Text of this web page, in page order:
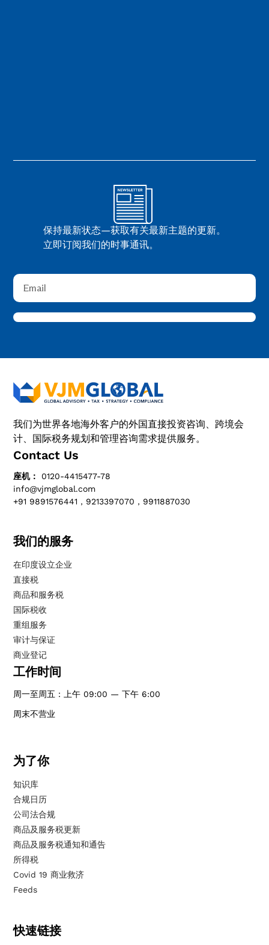
保持最新状态—获取有关最新主题的更新。
立即订阅我们的时事通讯。
我们为世界各地海外客户的外国直接投资咨询、跨境会
计、国际税务规划和管理咨询需求提供服务。
Contact Us
座机：
0120-4415477-78
info@vjmglobal.com
+91 9891576441，9213397070，9911887030
我们的服务
在印度设立企业
直接税
商品和服务税
国际税收
重组服务
审计与保证
商业登记
工作时间
周一至周五：上午 09:00 — 下午 6:00
周末不营业
为了你
知识库
合规日历
公司法合规
商品及服务税更新
商品及服务税通知和通告
所得税
Covid 19 商业救济
Feeds
快速链接